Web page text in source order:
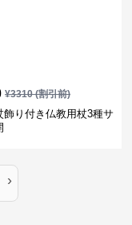
¥3310(割引前)
飾り付き仏教用杖3種サ
›